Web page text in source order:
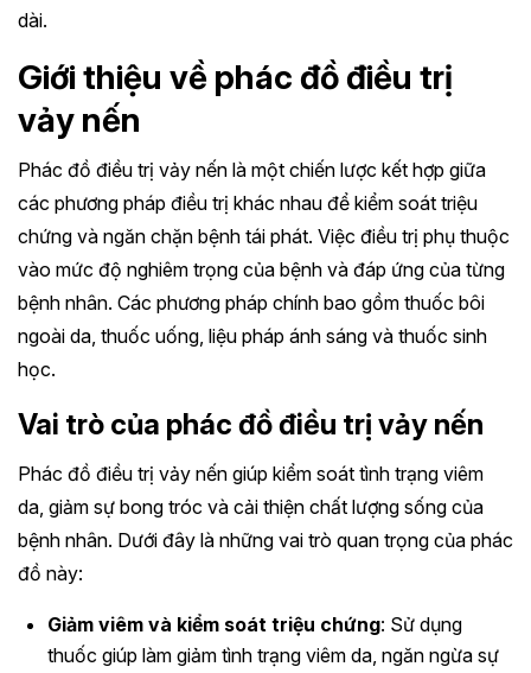
dài.
Giới thiệu về phác đồ điều trị
vảy nến
Phác đồ điều trị vảy nến là một chiến lược kết hợp giữa
các phương pháp điều trị khác nhau để kiểm soát triệu
chứng và ngăn chặn bệnh tái phát. Việc điều trị phụ thuộc
vào mức độ nghiêm trọng của bệnh và đáp ứng của từng
bệnh nhân. Các phương pháp chính bao gồm thuốc bôi
ngoài da, thuốc uống, liệu pháp ánh sáng và thuốc sinh
học.
Vai trò của phác đồ điều trị vảy nến
Phác đồ điều trị vảy nến giúp kiểm soát tình trạng viêm
da, giảm sự bong tróc và cải thiện chất lượng sống của
bệnh nhân. Dưới đây là những vai trò quan trọng của phác
đồ này:
Giảm viêm và kiểm soát triệu chứng: Sử dụng
thuốc giúp làm giảm tình trạng viêm da, ngăn ngừa sự